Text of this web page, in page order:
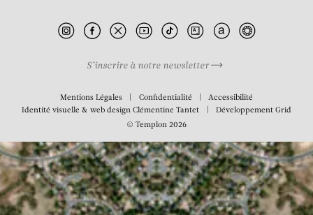
The Garden Revisited
S’inscrire à notre newsletter
Mentions Légales Confidentialité
Accessibilité
Identité visuelle & web designClémentine Tantet Développement Grid
© Templon 2026